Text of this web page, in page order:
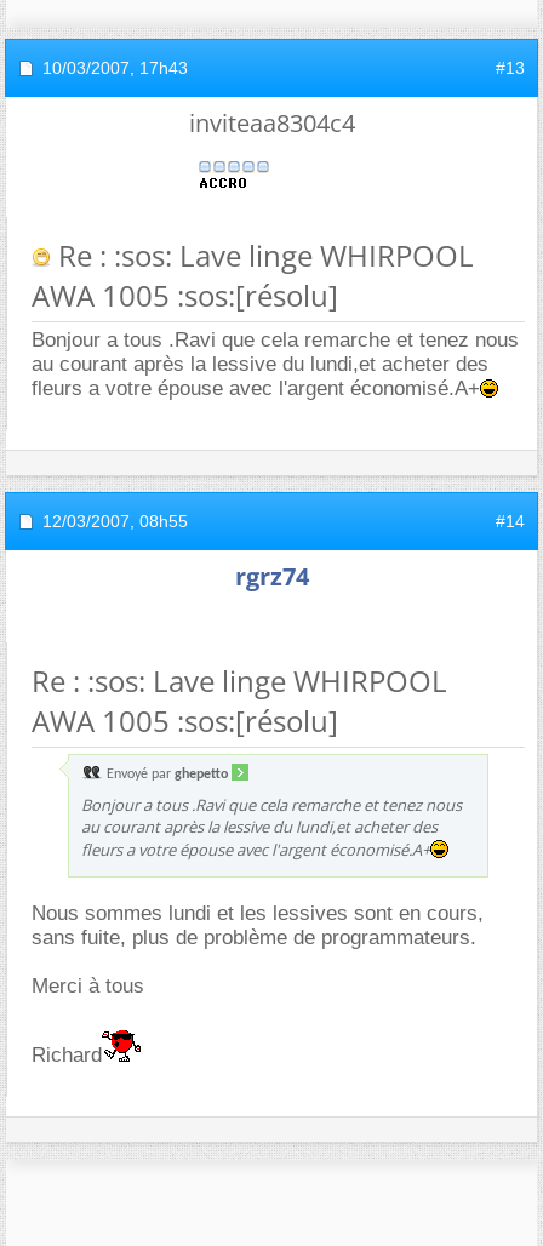
10/03/2007, 17h43 #13
inviteaa8304c4
Re : :sos: Lave linge WHIRPOOL
AWA 1005 :sos:[résolu]
Bonjour a tous .Ravi que cela remarche et tenez nous
au courant après la lessive du lundi,et acheter des
fleurs a votre épouse avec l'argent économisé.A+
12/03/2007, 08h55 #14
rgrz74
Re : :sos: Lave linge WHIRPOOL
AWA 1005 :sos:[résolu]
Envoyé par ghepetto
Bonjour a tous .Ravi que cela remarche et tenez nous
au courant après la lessive du lundi,et acheter des
fleurs a votre épouse avec l'argent économisé.A+
Nous sommes lundi et les lessives sont en cours,
sans fuite, plus de problème de programmateurs.
Merci à tous
Richard